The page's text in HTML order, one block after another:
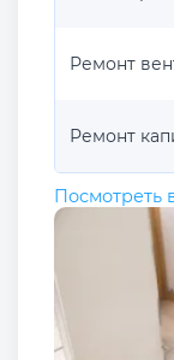
Ремонт
Ремонт
Посмотреть